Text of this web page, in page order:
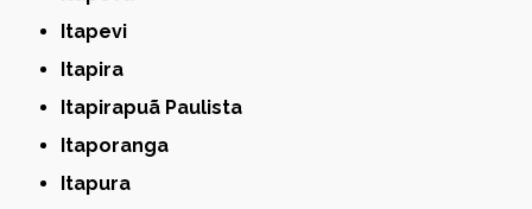
Itapevi
Itapira
Itapirapuã Paulista
Itaporanga
Itapura